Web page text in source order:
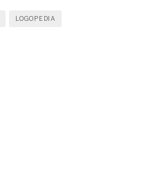
LOGOPEDIA